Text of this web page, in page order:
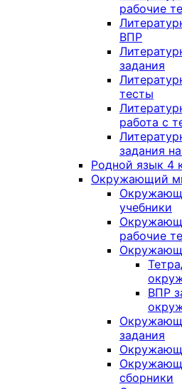
рабочие
ВПР
задания
тесты
работа с
задания
Родной язык 4
Окружающий
учебники
рабочие
ВПР
задания
сборники